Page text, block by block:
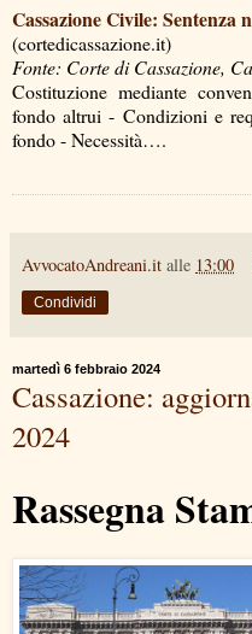
Cassazione Civile: Sentenza
(cortedicassazione.it)
Fonte: Corte di Cassazione,
Costituzione mediante
fondo altrui - Condizioni e
fondo - Necessità….
AvvocatoAndreani.it alle 13:00
Condividi
martedì 6 febbraio 2024
Cassazione:
2024
Rassegna